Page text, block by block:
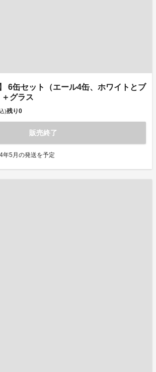
6缶セット（エール4缶、ホワイトとブ
グラス
)残り0
販売終了
年5月の発送を予定